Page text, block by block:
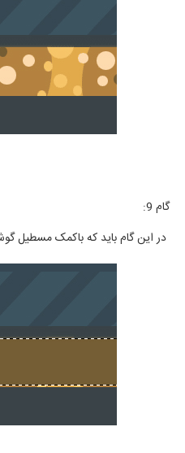
گام 9:
در این گام باید که باکمک مسطیل